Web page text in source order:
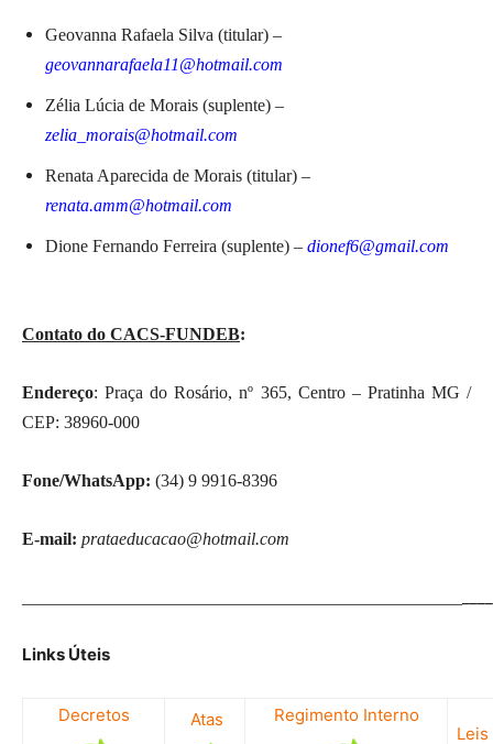
Geovanna Rafaela Silva (titular) –
geovannarafaela11@hotmail.com
Zélia Lúcia de Morais (suplente) –
zelia_morais@hotmail.com
Renata Aparecida de Morais (titular) –
renata.amm@hotmail.com
Dione Fernando Ferreira (suplente) – dionef6@gmail.com
Contato do CACS-FUNDEB:
Endereço: Praça do Rosário, nº 365, Centro – Pratinha MG /
CEP: 38960-000
Fone/WhatsApp: (34) 9 9916-8396
E-mail: prataeducacao@hotmail.com
Links Úteis
Decretos Atas
Regimento Interno
Leis